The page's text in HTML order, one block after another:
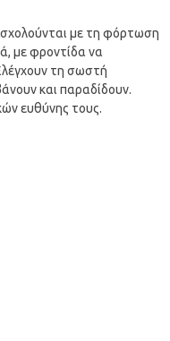
με τη φόρτωση
με φροντίδα να
τη σωστή
και παραδίδουν.
ευθύνης τους.